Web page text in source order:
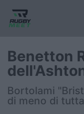
Nazionali
Benetton
Bortolami
di meno di